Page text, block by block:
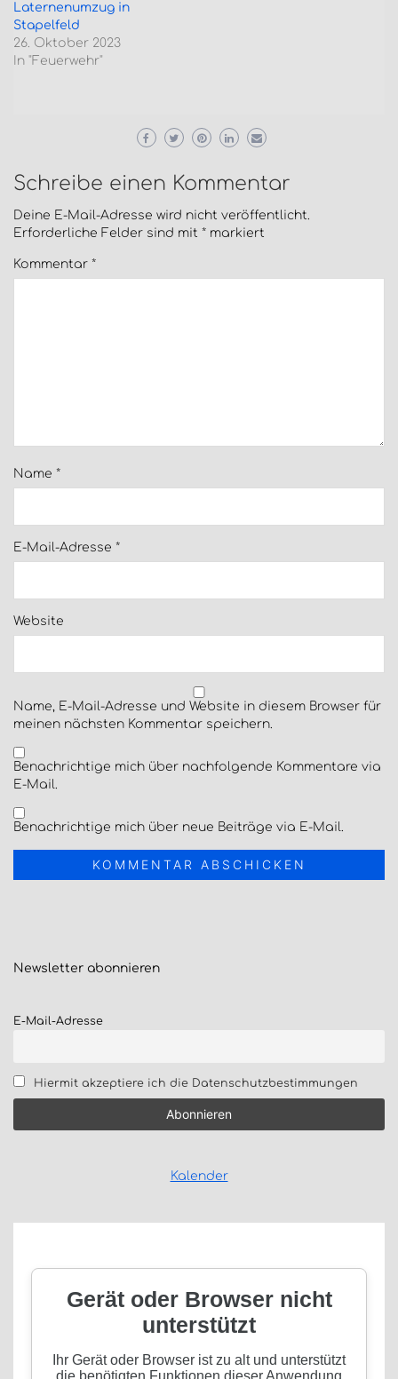
Laternenumzug in
Stapelfeld
26. Oktober 2023
In "Feuerwehr"
Schreibe einen Kommentar
Deine E-Mail-Adresse wird nicht veröffentlicht.
Erforderliche Felder sind mit * markiert
Kommentar *
Name *
E-Mail-Adresse *
Website
Name, E-Mail-Adresse und Website in diesem Browser für
meinen nächsten Kommentar speichern.
Benachrichtige mich über nachfolgende Kommentare via
E-Mail.
Benachrichtige mich über neue Beiträge via E-Mail.
Newsletter abonnieren
E-Mail-Adresse
Hiermit akzeptiere ich die Datenschutzbestimmungen
Kalender